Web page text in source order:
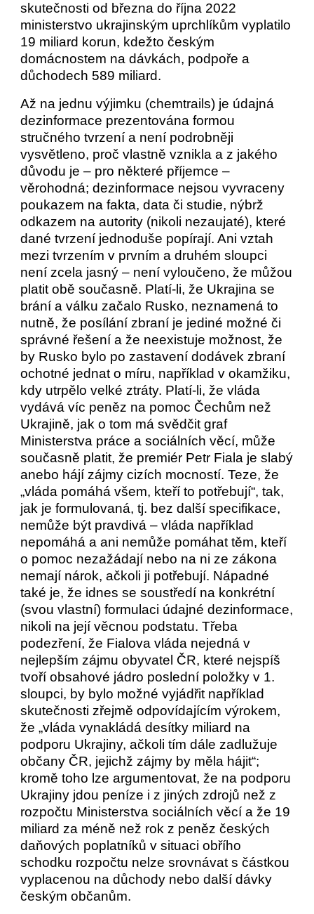
skutečnosti od března do října 2022
ministerstvo ukrajinským uprchlíkům vyplatilo
19 miliard korun, kdežto českým
domácnostem na dávkách, podpoře a
důchodech 589 miliard.
Až na jednu výjimku (chemtrails) je údajná
dezinformace prezentována formou
stručného tvrzení a není podrobněji
vysvětleno, proč vlastně vznikla a z jakého
důvodu je – pro některé příjemce –
věrohodná; dezinformace nejsou vyvraceny
poukazem na fakta, data či studie, nýbrž
odkazem na autority (nikoli nezaujaté), které
dané tvrzení jednoduše popírají. Ani vztah
mezi tvrzením v prvním a druhém sloupci
není zcela jasný – není vyloučeno, že můžou
platit obě současně. Platí-li, že Ukrajina se
brání a válku začalo Rusko, neznamená to
nutně, že posílání zbraní je jediné možné či
správné řešení a že neexistuje možnost, že
by Rusko bylo po zastavení dodávek zbraní
ochotné jednat o míru, například v okamžiku,
kdy utrpělo velké ztráty. Platí-li, že vláda
vydává víc peněz na pomoc Čechům než
Ukrajině, jak o tom má svědčit graf
Ministerstva práce a sociálních věcí, může
současně platit, že premiér Petr Fiala je slabý
anebo hájí zájmy cizích mocností. Teze, že
„vláda pomáhá všem, kteří to potřebují“, tak,
jak je formulovaná, tj. bez další specifikace,
nemůže být pravdivá – vláda například
nepomáhá a ani nemůže pomáhat těm, kteří
o pomoc nezažádají nebo na ni ze zákona
nemají nárok, ačkoli ji potřebují. Nápadné
také je, že idnes se soustředí na konkrétní
(svou vlastní) formulaci údajné dezinformace,
nikoli na její věcnou podstatu. Třeba
podezření, že Fialova vláda nejedná v
nejlepším zájmu obyvatel ČR, které nejspíš
tvoří obsahové jádro poslední položky v 1.
sloupci, by bylo možné vyjádřit například
skutečnosti zřejmě odpovídajícím výrokem,
že „vláda vynakládá desítky miliard na
podporu Ukrajiny, ačkoli tím dále zadlužuje
občany ČR, jejichž zájmy by měla hájit“;
kromě toho lze argumentovat, že na podporu
Ukrajiny jdou peníze i z jiných zdrojů než z
rozpočtu Ministerstva sociálních věcí a že 19
miliard za méně než rok z peněz českých
daňových poplatníků v situaci obřího
schodku rozpočtu nelze srovnávat s částkou
vyplacenou na důchody nebo další dávky
českým občanům.